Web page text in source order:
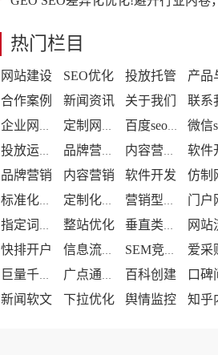
热门栏目
网站建设 SEO优化
投放托管
合作案例
新闻资讯 关于我们 联系
品牌营销 内容营销 软件开发
定制化网站建设
整站优化
快排开户
百科创建
口碑
新闻软文
下拉优化 舆情监控